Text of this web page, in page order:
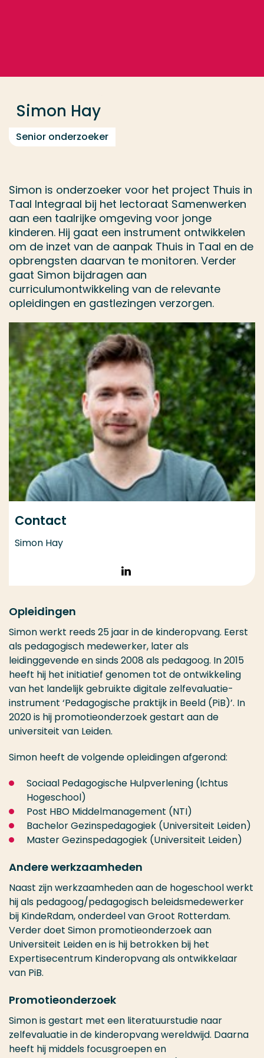
Simon Hay
Senior onderzoeker
Simon is onderzoeker voor het project Thuis in
Taal Integraal bij het lectoraat Samenwerken
aan een taalrijke omgeving voor jonge
kinderen. Hij gaat een instrument ontwikkelen
om de inzet van de aanpak Thuis in Taal en de
opbrengsten daarvan te monitoren. Verder
gaat Simon bijdragen aan
curriculumontwikkeling van de relevante
opleidingen en gastlezingen verzorgen.
Contact
Simon Hay
Opleidingen
Simon werkt reeds 25 jaar in de kinderopvang. Eerst
als pedagogisch medewerker, later als
leidinggevende en sinds 2008 als pedagoog. In 2015
heeft hij het initiatief genomen tot de ontwikkeling
van het landelijk gebruikte digitale zelfevaluatie-
instrument ‘Pedagogische praktijk in Beeld (PiB)’. In
2020 is hij promotieonderzoek gestart aan de
universiteit van Leiden.
Simon heeft de volgende opleidingen afgerond:
Sociaal Pedagogische Hulpverlening (Ichtus
Hogeschool)
Post HBO Middelmanagement (NTI)
Bachelor Gezinspedagogiek (Universiteit Leiden)
Master Gezinspedagogiek (Universiteit Leiden)
Andere werkzaamheden
Naast zijn werkzaamheden aan de hogeschool werkt
hij als pedagoog/pedagogisch beleidsmedewerker
bij KindeRdam, onderdeel van Groot Rotterdam.
Verder doet Simon promotieonderzoek aan
Universiteit Leiden en is hij betrokken bij het
Expertisecentrum Kinderopvang als ontwikkelaar
van PiB.
Promotieonderzoek
Simon is gestart met een literatuurstudie naar
zelfevaluatie in de kinderopvang wereldwijd. Daarna
heeft hij middels focusgroepen en
Contact